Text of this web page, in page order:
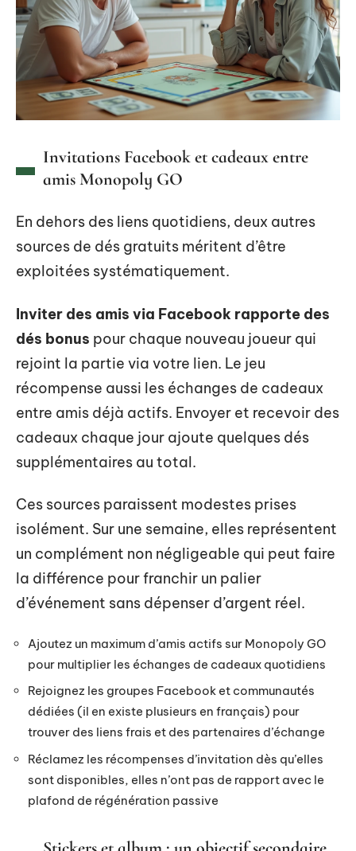
Invitations Facebook et cadeaux entre
amis Monopoly GO
En dehors des liens quotidiens, deux autres
sources de dés gratuits méritent d’être
exploitées systématiquement.
Inviter des amis via Facebook rapporte des
dés bonus pour chaque nouveau joueur qui
rejoint la partie via votre lien. Le jeu
récompense aussi les échanges de cadeaux
entre amis déjà actifs. Envoyer et recevoir des
cadeaux chaque jour ajoute quelques dés
supplémentaires au total.
Ces sources paraissent modestes prises
isolément. Sur une semaine, elles représentent
un complément non négligeable qui peut faire
la différence pour franchir un palier
d’événement sans dépenser d’argent réel.
Ajoutez un maximum d’amis actifs sur Monopoly GO
pour multiplier les échanges de cadeaux quotidiens
Rejoignez les groupes Facebook et communautés
dédiées (il en existe plusieurs en français) pour
trouver des liens frais et des partenaires d’échange
Réclamez les récompenses d’invitation dès qu’elles
sont disponibles, elles n’ont pas de rapport avec le
plafond de régénération passive